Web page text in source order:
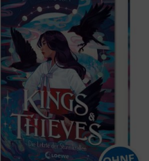
Kim, Sophie